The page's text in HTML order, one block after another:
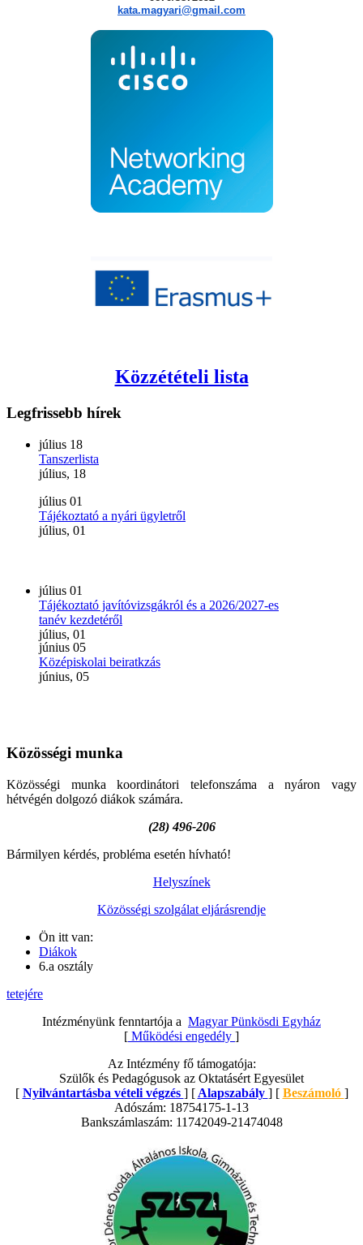
kata.magyari@gmail.com
Közzétételi lista
Legfrissebb hírek
július 18
Tanszerlista
július, 18
július 01
Tájékoztató a nyári ügyletről
július, 01
július 01
Tájékoztató javítóvizsgákról és a 2026/2027-es
tanév kezdetéről
július, 01
június 05
Középiskolai beiratkzás
június, 05
Közösségi munka
Közösségi munka koordinátori telefonszáma a nyáron vagy
hétvégén dolgozó diákok számára.
(28) 496-206
Bármilyen kérdés, probléma esetén hívható!
Helyszínek
Közösségi szolgálat eljárásrendje
Ön itt van:
Diákok
6.a osztály
tetejére
Intézményünk fenntartója a Magyar Pünkösdi Egyház
[ Működési engedély ]
Az Intézmény fő támogatója:
Szülők és Pedagógusok az Oktatásért Egyesület
[ Nyilvántartásba vételi végzés ] [ Alapszabály ] [ Beszámoló ]
Adószám: 18754175-1-13
Bankszámlaszám: 11742049-21474048